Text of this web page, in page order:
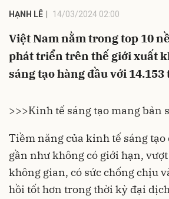
HẠNH LÊ 14/03/2024 02:00
Việt Nam nằm trong top 10
phát triển trên thế giới xuất
sáng tạo hàng đầu với 14.153
>>>Kinh tế sáng tạo mang bản
Tiềm năng của kinh tế sáng tạo
gần như không có giới hạn,
không gian, có sức chống chịu
hồi tốt hơn trong thời kỳ đại